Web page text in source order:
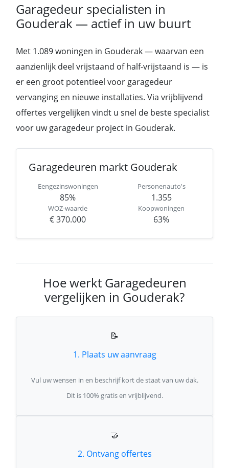
Garagedeur specialisten in
Gouderak — actief in uw buurt
Met 1.089 woningen in Gouderak — waarvan een
aanzienlijk deel vrijstaand of half-vrijstaand is — is
er een groot potentieel voor garagedeur
vervanging en nieuwe installaties. Via vrijblijvend
offertes vergelijken vindt u snel de beste specialist
voor uw garagedeur project in Gouderak.
Garagedeuren markt Gouderak
Eengezinswoningen
85%
Personenauto's
1.355
WOZ-waarde
€ 370.000
Koopwoningen
63%
Hoe werkt Garagedeuren
vergelijken in Gouderak?
📝
1. Plaats uw aanvraag
Vul uw wensen in en beschrijf kort de staat van uw dak.
Dit is 100% gratis en vrijblijvend.
🤝
2. Ontvang offertes